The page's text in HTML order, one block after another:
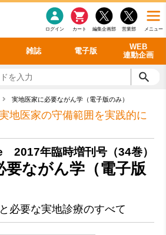
メニュー
営業部
編集企画部
カート
ログイン
雑誌 電子版
WEB
連動企画
学
看護・介護
シリーズ一覧
最新号 バックナンバー
作分析」WEB動画
二版」 WEB動画
実地医家に必要ながん学（電子版のみ）
地医家の守備範囲を実践的に
年臨時増刊号（34巻）
要ながん学（電子版
必要な実地診療のすべて